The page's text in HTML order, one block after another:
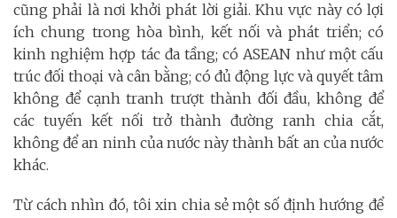
cũng phải là nơi khởi phát lời giải. Khu vực này có lợi
ích chung trong hòa bình, kết nối và phát triển; có
kinh nghiệm hợp tác đa tầng; có ASEAN như một cấu
trúc đối thoại và cân bằng; có đủ động lực và quyết tâm
không để cạnh tranh trượt thành đối đầu, không để
các tuyến kết nối trở thành đường ranh chia cắt,
không để an ninh của nước này thành bất an của nước
khác.
Từ cách nhìn đó, tôi xin chia sẻ một số định hướng để